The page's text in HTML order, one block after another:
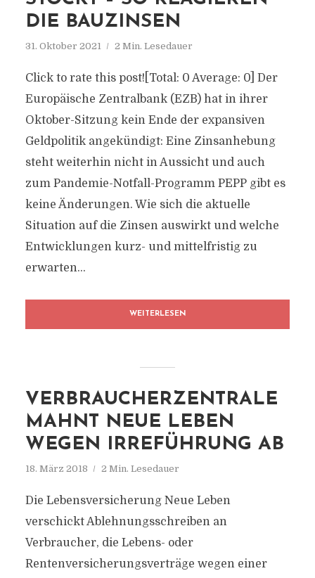
DIE BAUZINSEN
31. Oktober 2021 2 Min. Lesedauer
Click to rate this post![Total: 0 Average: 0] Der
Europäische Zentralbank (EZB) hat in ihrer
Oktober-Sitzung kein Ende der expansiven
Geldpolitik angekündigt: Eine Zinsanhebung
steht weiterhin nicht in Aussicht und auch
zum Pandemie-Notfall-Programm PEPP gibt es
keine Änderungen. Wie sich die aktuelle
Situation auf die Zinsen auswirkt und welche
Entwicklungen kurz- und mittelfristig zu
erwarten...
WEITERLESEN
VERBRAUCHERZENTRALE
MAHNT NEUE LEBEN
WEGEN IRREFÜHRUNG AB
18. März 2018 2 Min. Lesedauer
Die Lebensversicherung Neue Leben
verschickt Ablehnungsschreiben an
Verbraucher, die Lebens- oder
Rentenversicherungsverträge wegen einer